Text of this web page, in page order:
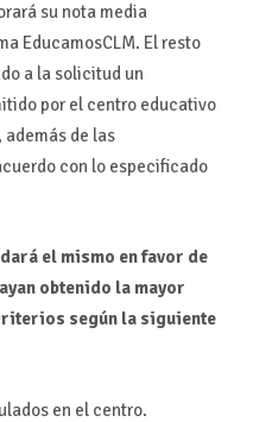
su nota media
EducamosCLM. El resto
a la solicitud un
por el centro educativo
de las
con lo especificado
el mismo en favor de
obtenido la mayor
según la siguiente
en el centro.